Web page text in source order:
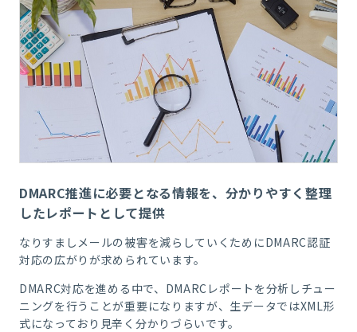
DMARC推進に必要となる情報を、分かりやすく整理
したレポートとして提供
なりすましメールの被害を減らしていくためにDMARC認証
対応の広がりが求められています。
DMARC対応を進める中で、DMARCレポートを分析しチュー
ニングを行うことが重要になりますが、生データではXML形
式になっており見辛く分かりづらいです。